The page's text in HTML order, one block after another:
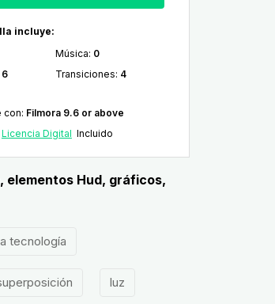
incluye:
Música: 0
6 Transiciones: 4
con: Filmora 9.6 or above
Licencia Digital Incluido
elementos Hud, gráficos,
tecnología
luz